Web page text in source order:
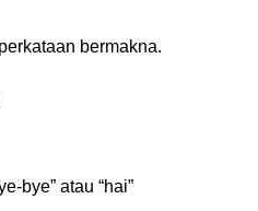
bermakna.
bye” atau “hai”